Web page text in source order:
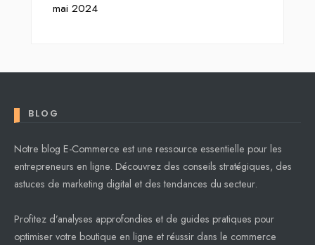
mai 2024
BLOG
Notre blog E-Commerce est une ressource essentielle pour les
entrepreneurs en ligne. Découvrez des conseils stratégiques, des
astuces de marketing digital et des tendances du secteur.
Profitez d’analyses approfondies et de guides pratiques pour
optimiser votre boutique en ligne et réussir dans le commerce